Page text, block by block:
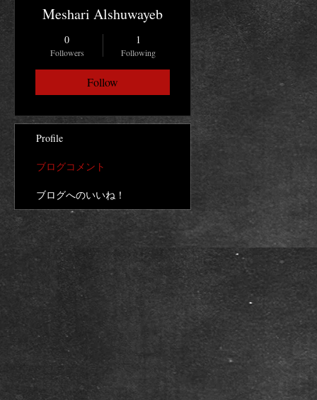
Meshari Alshuwayeb
0
Followers
1
Following
Follow
Profile
ブログコメント
ブログへのいいね！